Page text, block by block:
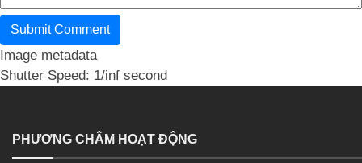
Image metadata
Shutter Speed: 1/inf second
PHƯƠNG CHÂM HOẠT ĐỘNG